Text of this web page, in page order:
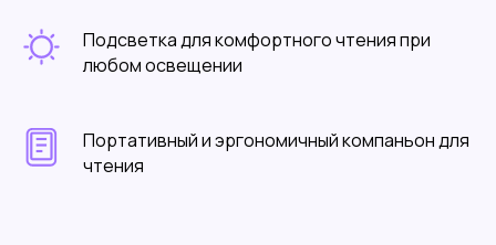
Подсветка для комфортного чтения при
любом освещении
Портативный и эргономичный компаньон для
чтения